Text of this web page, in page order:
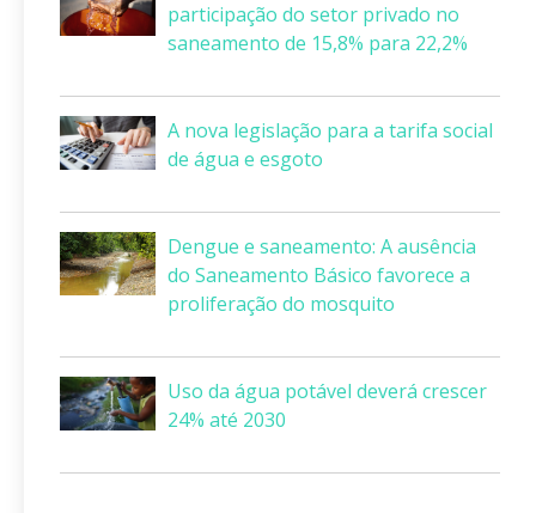
participação do setor privado no
saneamento de 15,8% para 22,2%
A nova legislação para a tarifa social
de água e esgoto
Dengue e saneamento: A ausência
do Saneamento Básico favorece a
proliferação do mosquito
Uso da água potável deverá crescer
24% até 2030